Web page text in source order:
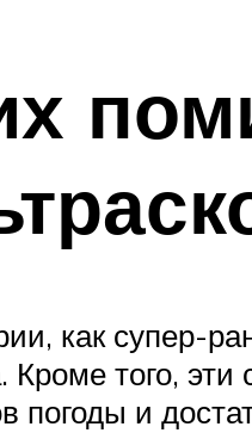
как супер-
того, эти
погоды и